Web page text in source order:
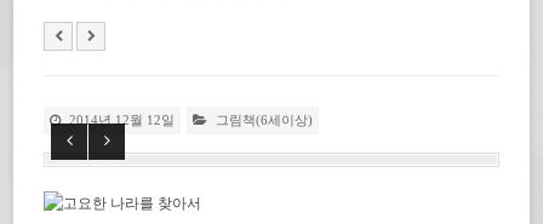
2014년 12월 12일 그림책(6세이상)